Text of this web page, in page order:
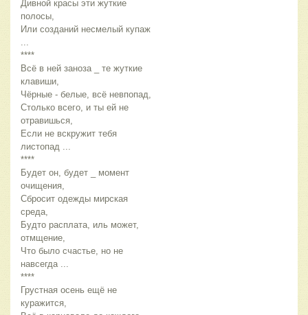
Дивной красы эти жуткие
полосы,
Или созданий несмелый купаж
****
Всё в ней заноза _ те жуткие
клавиши,
Чёрные - белые, всё невпопад,
Столько всего, и ты ей не
отравишься,
Если не вскружит тебя
листопад ...
****
Будет он, будет _ момент
очищения,
Сбросит одежды мирская
среда,
Будто расплата, иль может,
отмщение,
Что было счастье, но не
навсегда ...
****
Грустная осень ещё не
куражится,